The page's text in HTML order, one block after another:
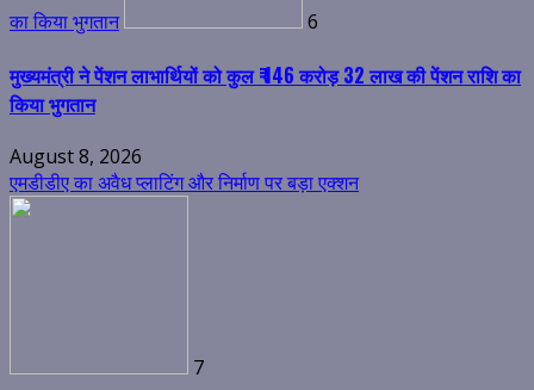
का किया भुगतान 6
मुख्यमंत्री ने पेंशन लाभार्थियों को कुल ₹ 146 करोड़ 32 लाख की पेंशन राशि का
किया भुगतान
August 8, 2026
एमडीडीए का अवैध प्लाटिंग और निर्माण पर बड़ा एक्शन
7